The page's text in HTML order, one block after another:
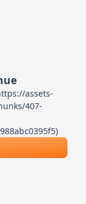
assets-
407-